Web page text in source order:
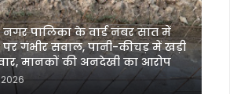
पालिका के वार्ड नंबर सात में
पर गंभीर सवाल, पानी-कीचड़ में खड़ी
मानकों की अनदेखी का आरोप